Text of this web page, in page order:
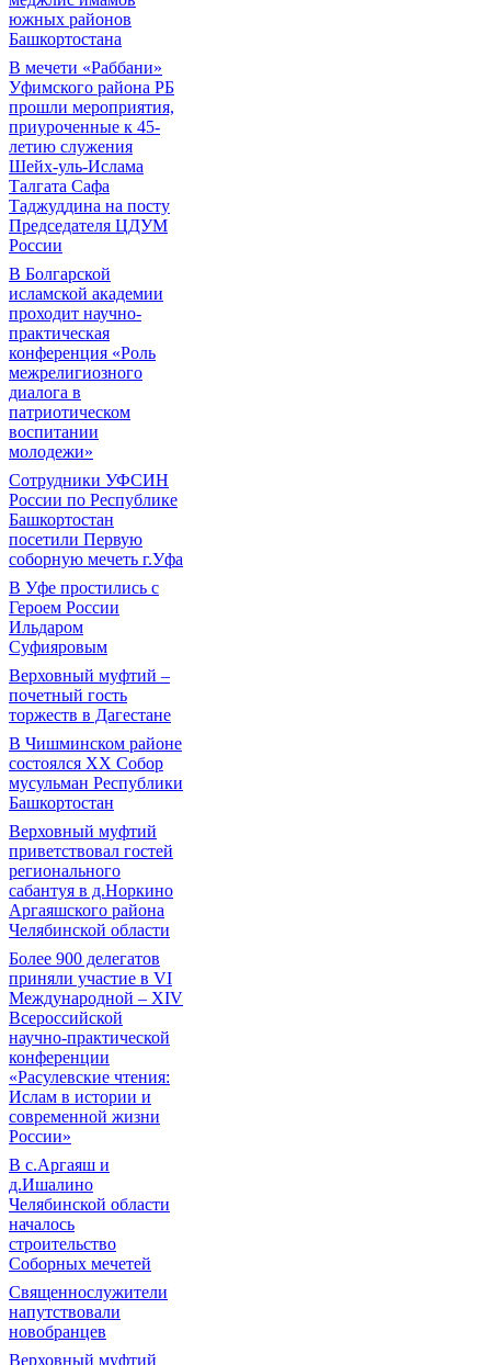
южных районов
Башкортостана
В мечети «Раббани»
Уфимского района РБ
прошли мероприятия,
приуроченные к 45-
летию служения
Шейх-уль-Ислама
Талгата Сафа
Таджуддина на посту
Председателя ЦДУМ
России
В Болгарской
исламской академии
проходит научно-
практическая
конференция «Роль
межрелигиозного
диалога в
патриотическом
воспитании
молодежи»
Сотрудники УФСИН
России по Республике
Башкортостан
посетили Первую
соборную мечеть г.Уфа
В Уфе простились с
Героем России
Ильдаром
Суфияровым
Верховный муфтий –
почетный гость
торжеств в Дагестане
В Чишминском районе
состоялся XX Собор
мусульман Республики
Башкортостан
Верховный муфтий
приветствовал гостей
регионального
сабантуя в д.Норкино
Аргаяшского района
Челябинской области
Более 900 делегатов
приняли участие в VI
Международной – ХIV
Всероссийской
научно-практической
конференции
«Расулевские чтения:
Ислам в истории и
современной жизни
России»
В с.Аргаяш и
д.Ишалино
Челябинской области
началось
строительство
Соборных мечетей
Священнослужители
напутствовали
новобранцев
Верховный муфтий